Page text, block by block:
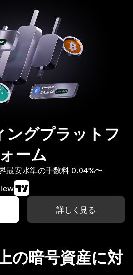
ングプラットフ
ォーム
最安水準の手数料 0.04%〜
詳しく見る
の暗号資産に対